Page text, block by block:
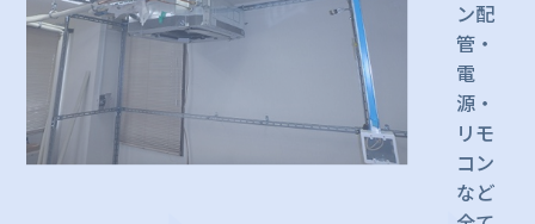
ン配
管・
電
源・
リモ
コン
など